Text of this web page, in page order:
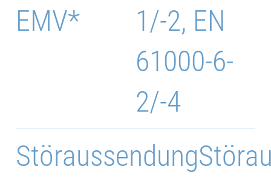
1/-2, EN
61000-6-
2/-4
EMV*
Störaussendung